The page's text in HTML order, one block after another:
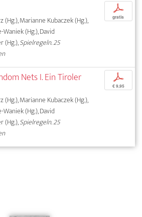
(Hg.), Marianne Kubaczek (Hg.),
Waniek (Hg.), David
(Hg.),Spielregeln. 25
p
gratis
Nets I. Ein Tiroler
(Hg.), Marianne Kubaczek (Hg.),
Waniek (Hg.), David
(Hg.),Spielregeln. 25
p
€ 9,95